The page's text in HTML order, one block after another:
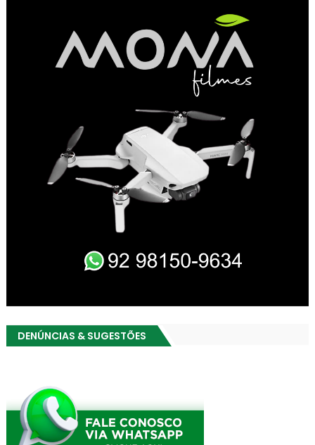
DENÚNCIAS & SUGESTÕES